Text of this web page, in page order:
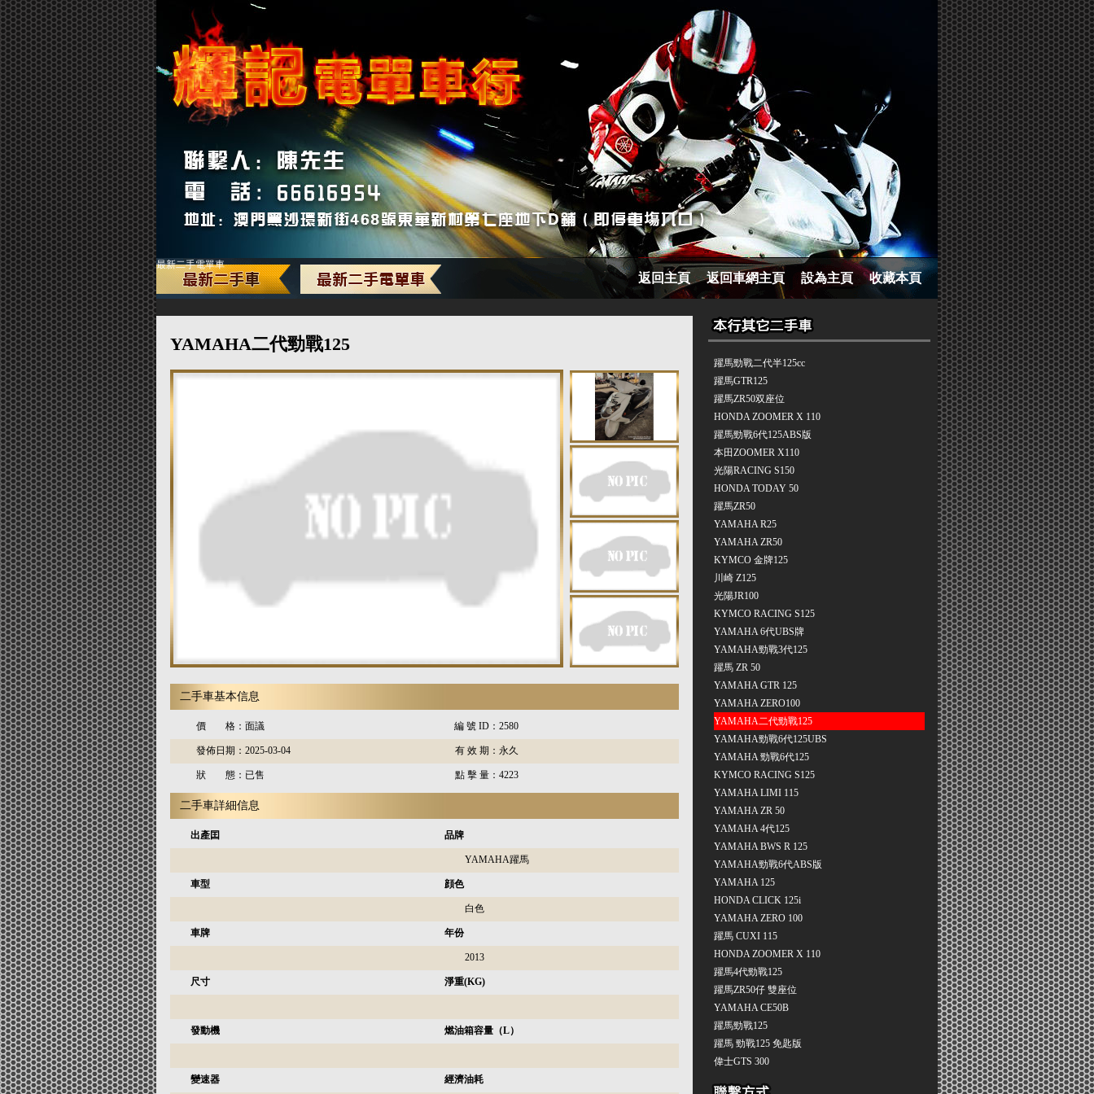
最新二手電單車
返回主頁 返回車網主頁 設為主頁 收藏本頁
YAMAHA二代勁戰125
二手車基本信息
價 格： 面議 編 號 ID： 2580
發佈日期： 2025-03-04 有 效 期： 永久
狀 態： 已售 點 擊 量： 4223
二手車詳細信息
出產囯 品牌
YAMAHA躍馬
車型 顔色
白色
車牌 年份
2013
尺寸 淨重(KG)
發動機 燃油箱容量（L）
變速器 經濟油耗
躍馬勁戰二代半125cc
躍馬GTR125
躍馬ZR50双座位
HONDA ZOOMER X 110
躍馬勁戰6代125ABS版
本田ZOOMER X110
光陽RACING S150
HONDA TODAY 50
躍馬ZR50
YAMAHA R25
YAMAHA ZR50
KYMCO 金牌125
川崎 Z125
光陽JR100
KYMCO RACING S125
YAMAHA 6代UBS牌
YAMAHA勁戰3代125
躍馬 ZR 50
YAMAHA GTR 125
YAMAHA ZERO100
YAMAHA二代勁戰125
YAMAHA勁戰6代125UBS
YAMAHA 勁戰6代125
KYMCO RACING S125
YAMAHA LIMI 115
YAMAHA ZR 50
YAMAHA 4代125
YAMAHA BWS R 125
YAMAHA勁戰6代ABS版
YAMAHA 125
HONDA CLICK 125i
YAMAHA ZERO 100
躍馬 CUXI 115
HONDA ZOOMER X 110
躍馬4代勁戰125
躍馬ZR50仔 雙座位
YAMAHA CE50B
躍馬勁戰125
躍馬 勁戰125 免匙版
偉士GTS 300